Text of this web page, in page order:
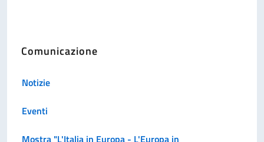
Comunicazione
Notizie
Eventi
Mostra "L'Italia in Europa - L'Europa in